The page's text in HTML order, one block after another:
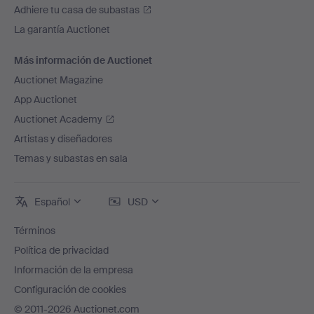
Adhiere tu casa de subastas
La garantía Auctionet
Más información de Auctionet
Auctionet Magazine
App Auctionet
Auctionet Academy
Artistas y diseñadores
Temas y subastas en sala
Español USD
Términos
Política de privacidad
Información de la empresa
Configuración de cookies
© 2011-2026 Auctionet.com